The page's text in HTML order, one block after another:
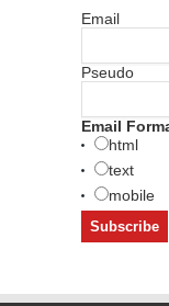
Email
Pseudo
Email
html
text
mobile